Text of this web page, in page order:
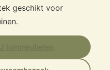
geschikt voor